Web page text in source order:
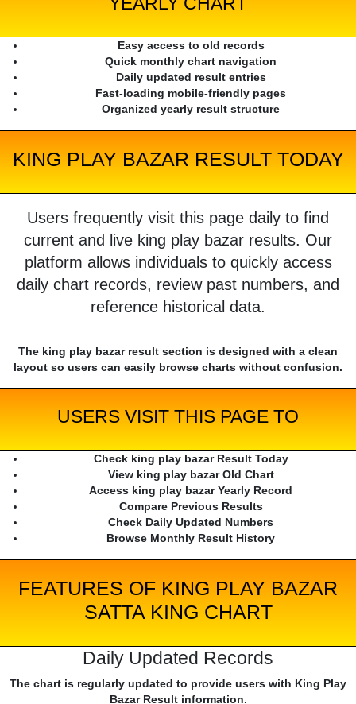
Easy access to old records
Quick monthly chart navigation
Daily updated result entries
Fast-loading mobile-friendly pages
Organized yearly result structure
KING PLAY BAZAR RESULT TODAY
Users frequently visit this page daily to find
current and live king play bazar results. Our
platform allows individuals to quickly access
daily chart records, review past numbers, and
reference historical data.
The king play bazar result section is designed with a clean
layout so users can easily browse charts without confusion.
USERS VISIT THIS PAGE TO
Check king play bazar Result Today
View king play bazar Old Chart
Access king play bazar Yearly Record
Compare Previous Results
Check Daily Updated Numbers
Browse Monthly Result History
FEATURES OF KING PLAY BAZAR
SATTA KING CHART
Daily Updated Records
The chart is regularly updated to provide users with King Play
Bazar Result information.